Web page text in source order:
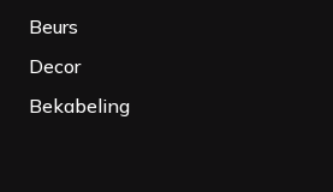
Beurs
Decor
Bekabeling